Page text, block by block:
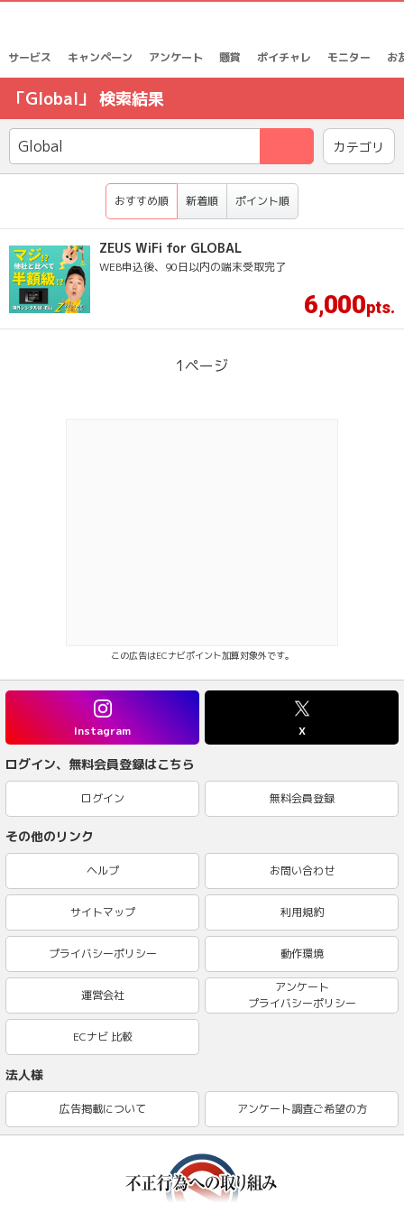
サービス キャンペーン アンケート 懸賞 ポイチャレ モニター お
「Global」 検索結果
検索カテゴリ
おすすめ順 新着順 ポイント順
ZEUS WiFi for GLOBAL
WEB申込後、90日以内の端末受取完了
6,000
1ページ
この広告はECナビポイント加算対象外です。
Instagram X
ログイン、無料会員登録はこちら
ログイン 無料会員登録
その他のリンク
ヘルプ お問い合わせ
サイトマップ 利用規約
プライバシーポリシー 動作環境
運営会社
アンケート
プライバシーポリシー
ECナビ 比較
法人様
広告掲載について アンケート調査ご希望の方